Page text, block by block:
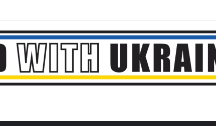
Google News
Threads